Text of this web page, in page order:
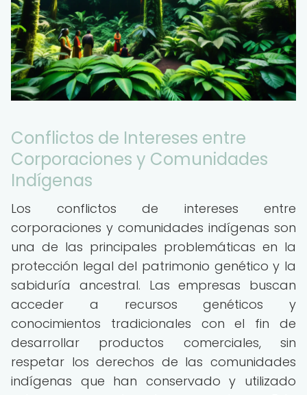
Conflictos de Intereses entre
Corporaciones y Comunidades
Indígenas
Los conflictos de intereses entre
corporaciones y comunidades indígenas son
una de las principales problemáticas en la
protección legal del patrimonio genético y la
sabiduría ancestral. Las empresas buscan
acceder a recursos genéticos y
conocimientos tradicionales con el fin de
desarrollar productos comerciales, sin
respetar los derechos de las comunidades
indígenas que han conservado y utilizado